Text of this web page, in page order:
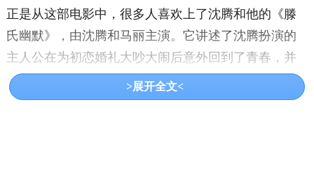
正是从这部电影中，很多人喜欢上了沈腾和他的《滕
氏幽默》，由沈腾和马丽主演。它讲述了沈腾扮演的
主人公在为初恋婚礼大吵大闹后意外回到了青春，并
最终实现了人生，找到了真爱。这部电影使沈腾出
名，剧中许多经典台词为大家所熟知，值得一看。
>展开全文<